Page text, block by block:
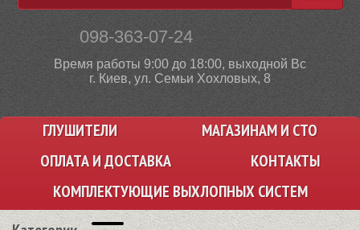
098-363-07-24
Время работы 9:00 до 18:00, выходной Вс
г. Киев, ул. Семьи Хохловых, 8
ГЛУШИТЕЛИ
МАГАЗИНАМ И СТО
ОПЛАТА И ДОСТАВКА
КОНТАКТЫ
КОМПЛЕКТУЮЩИЕ ВЫХЛОПНЫХ СИСТЕМ